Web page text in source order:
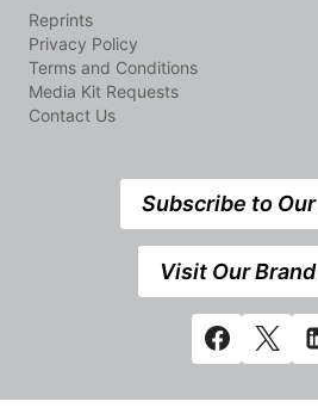
Reprints
Privacy Policy
Terms and Conditions
Media Kit Requests
Contact Us
Subscribe to
Visit Our